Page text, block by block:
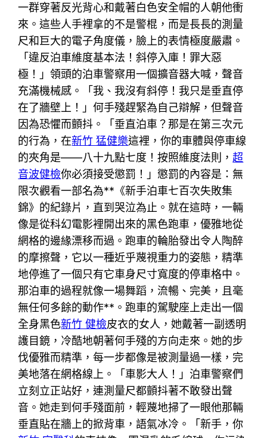
一群穿著反光背心和戴著白色安全帽的人朝他衝
來。這些人手裡拿的不是警棍，而是長長的測量
尺和巨大的電子角度儀，臉上的表情極度嚴肅。
「違反泊車維度基本法！斜停入庫！罪大惡
極！」領頭的泊車警察用一個擴音器大喊，聲音
充滿機械感。「我、我沒有斜停！我只是垂直停
在了牆壁上！」何手殘趕緊為自己辯解，但聲音
因為恐懼而顫抖。「垂直泊車？那是在第三次元
的行為，在新竹 猛健樂這裡，你的車體與停車線
的夾角是——八十九點七度！按照維度法則， 超
音波健檢你必須接受懲罰！」懲罰的內容是：無
限次觀看一部名為**《新手泊車七百次失敗集
錦》的紀錄片，直到哭泣為止。就在這時，一輛
像是從科幻電影裡開出來的黑色跑車，優雅地從
網格的邊緣漂移而過。跑車的輪胎發出令人陶醉
的摩擦聲，它以一種近乎蔑視重力的姿態，精準
地停進了一個只有它車身尺寸寬度的停車格中。
那泊車的過程就像一場舞蹈，流暢、完美，且毫
無任何多餘的動作**。跑車的駕駛座上走出一個
全身黑色新竹 健檢皮衣的女人，她戴著一副透明
護目鏡，冷酷地朝著何手殘的方向走來。她的步
伐優雅而精準，每一步都像是被測量過一樣，完
美地落在網格線上。「車影大人！」泊車警察們
立刻立正站好，連測量尺都顫抖著不敢發出聲
音。她走到何手殘面前，輕蔑地掃了一眼他那輛
垂直貼在牆上的掀背車，語氣冰冷。「新手，你